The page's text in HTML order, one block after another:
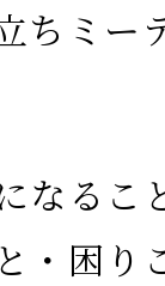
ちミー
なるこ
・困り